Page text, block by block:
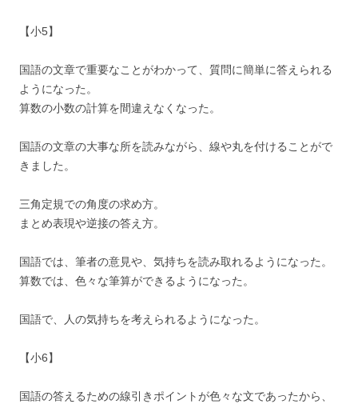
【小5】
国語の文章で重要なことがわかって、質問に簡単に答えられる
ようになった。
算数の小数の計算を間違えなくなった。
国語の文章の大事な所を読みながら、線や丸を付けることがで
きました。
三角定規での角度の求め方。
まとめ表現や逆接の答え方。
国語では、筆者の意見や、気持ちを読み取れるようになった。
算数では、色々な筆算ができるようになった。
国語で、人の気持ちを考えられるようになった。
【小6】
国語の答えるための線引きポイントが色々な文であったから、